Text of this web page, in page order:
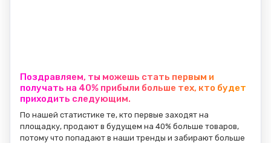
Поздравляем, ты можешь стать первым и
получать на 40% прибыли больше тех, кто будет
приходить следующим.
По нашей статистике те, кто первые заходят на
площадку, продают в будущем на 40% больше товаров,
потому что попадают в наши тренды и забирают больше